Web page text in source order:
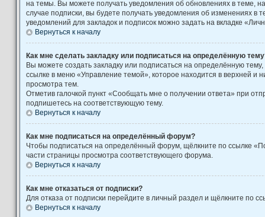
на темы. Вы можете получать уведомления об обновлениях в теме,
случае подписки, вы будете получать уведомления об изменениях в
уведомлений для закладок и подписок можно задать на вкладке
Вернуться к началу
Как мне сделать закладку или подписаться на определённую
Вы можете создать закладку или подписаться на определённую
ссылке в меню «Управление темой», которое находится в верхней и
просмотра тем.
Отметив галочкой пункт «Сообщать мне о получении ответа» при
подпишетесь на соответствующую тему.
Вернуться к началу
Как мне подписаться на определённый форум?
Чтобы подписаться на определённый форум, щёлкните по ссылке
части страницы просмотра соответствующего форума.
Вернуться к началу
Как мне отказаться от подписки?
Для отказа от подписки перейдите в личный раздел и щёлкните по
Вернуться к началу